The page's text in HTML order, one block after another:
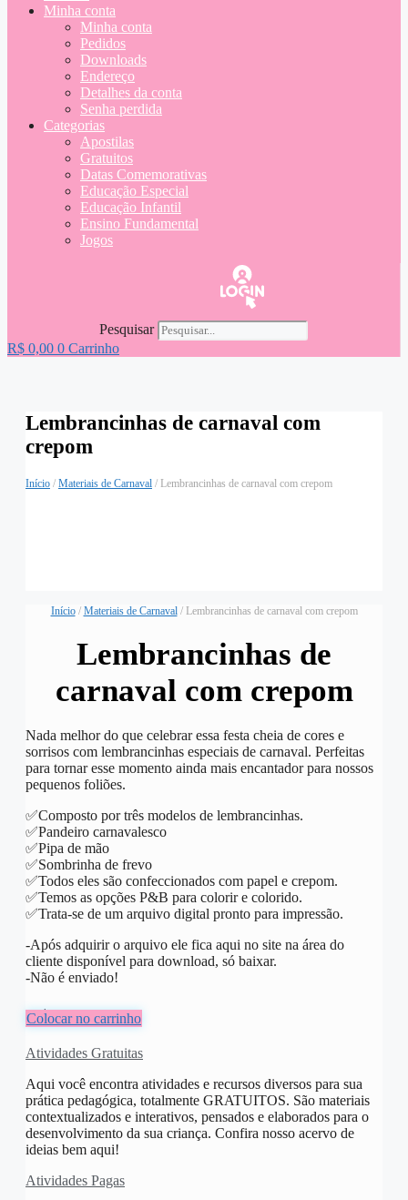
Minha conta
Minha conta
Pedidos
Downloads
Endereço
Detalhes da conta
Senha perdida
Categorias
Apostilas
Gratuitos
Datas Comemorativas
Educação Especial
Educação Infantil
Ensino Fundamental
Jogos
Pesquisar
R$ 0,00 0 Carrinho
Lembrancinhas de carnaval com
crepom
Início / Materiais de Carnaval / Lembrancinhas de carnaval com crepom
Início/ Materiais de Carnaval/ Lembrancinhas de carnaval com crepom
Lembrancinhas de
carnaval com crepom
️Nada melhor do que celebrar essa festa cheia de cores e
sorrisos com lembrancinhas especiais de carnaval. Perfeitas
para tornar esse momento ainda mais encantador para nossos
pequenos foliões.
✅️Composto por três modelos de lembrancinhas.
✅️Pandeiro carnavalesco
✅️Pipa de mão
✅️Sombrinha de frevo
✅️Todos eles são confeccionados com papel e crepom.
✅️Temos as opções P&B para colorir e colorido.
✅️Trata-se de um arquivo digital pronto para impressão.
-Após adquirir o arquivo ele fica aqui no site na área do
cliente disponível para download, só baixar.
-Não é enviado!
R$8,00
Colocar no carrinho
Atividades Gratuitas
Aqui você encontra atividades e recursos diversos para sua
prática pedagógica, totalmente GRATUITOS. São materiais
contextualizados e interativos, pensados e elaborados para o
desenvolvimento da sua criança. Confira nosso acervo de
ideias bem aqui!
Atividades Pagas